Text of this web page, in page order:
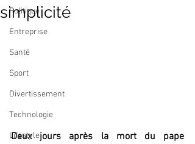
Politique
Entreprise
Santé
Sport
Divertissement
Technologie
Lifestyle
simplicité
Deux jours après la mort du pape